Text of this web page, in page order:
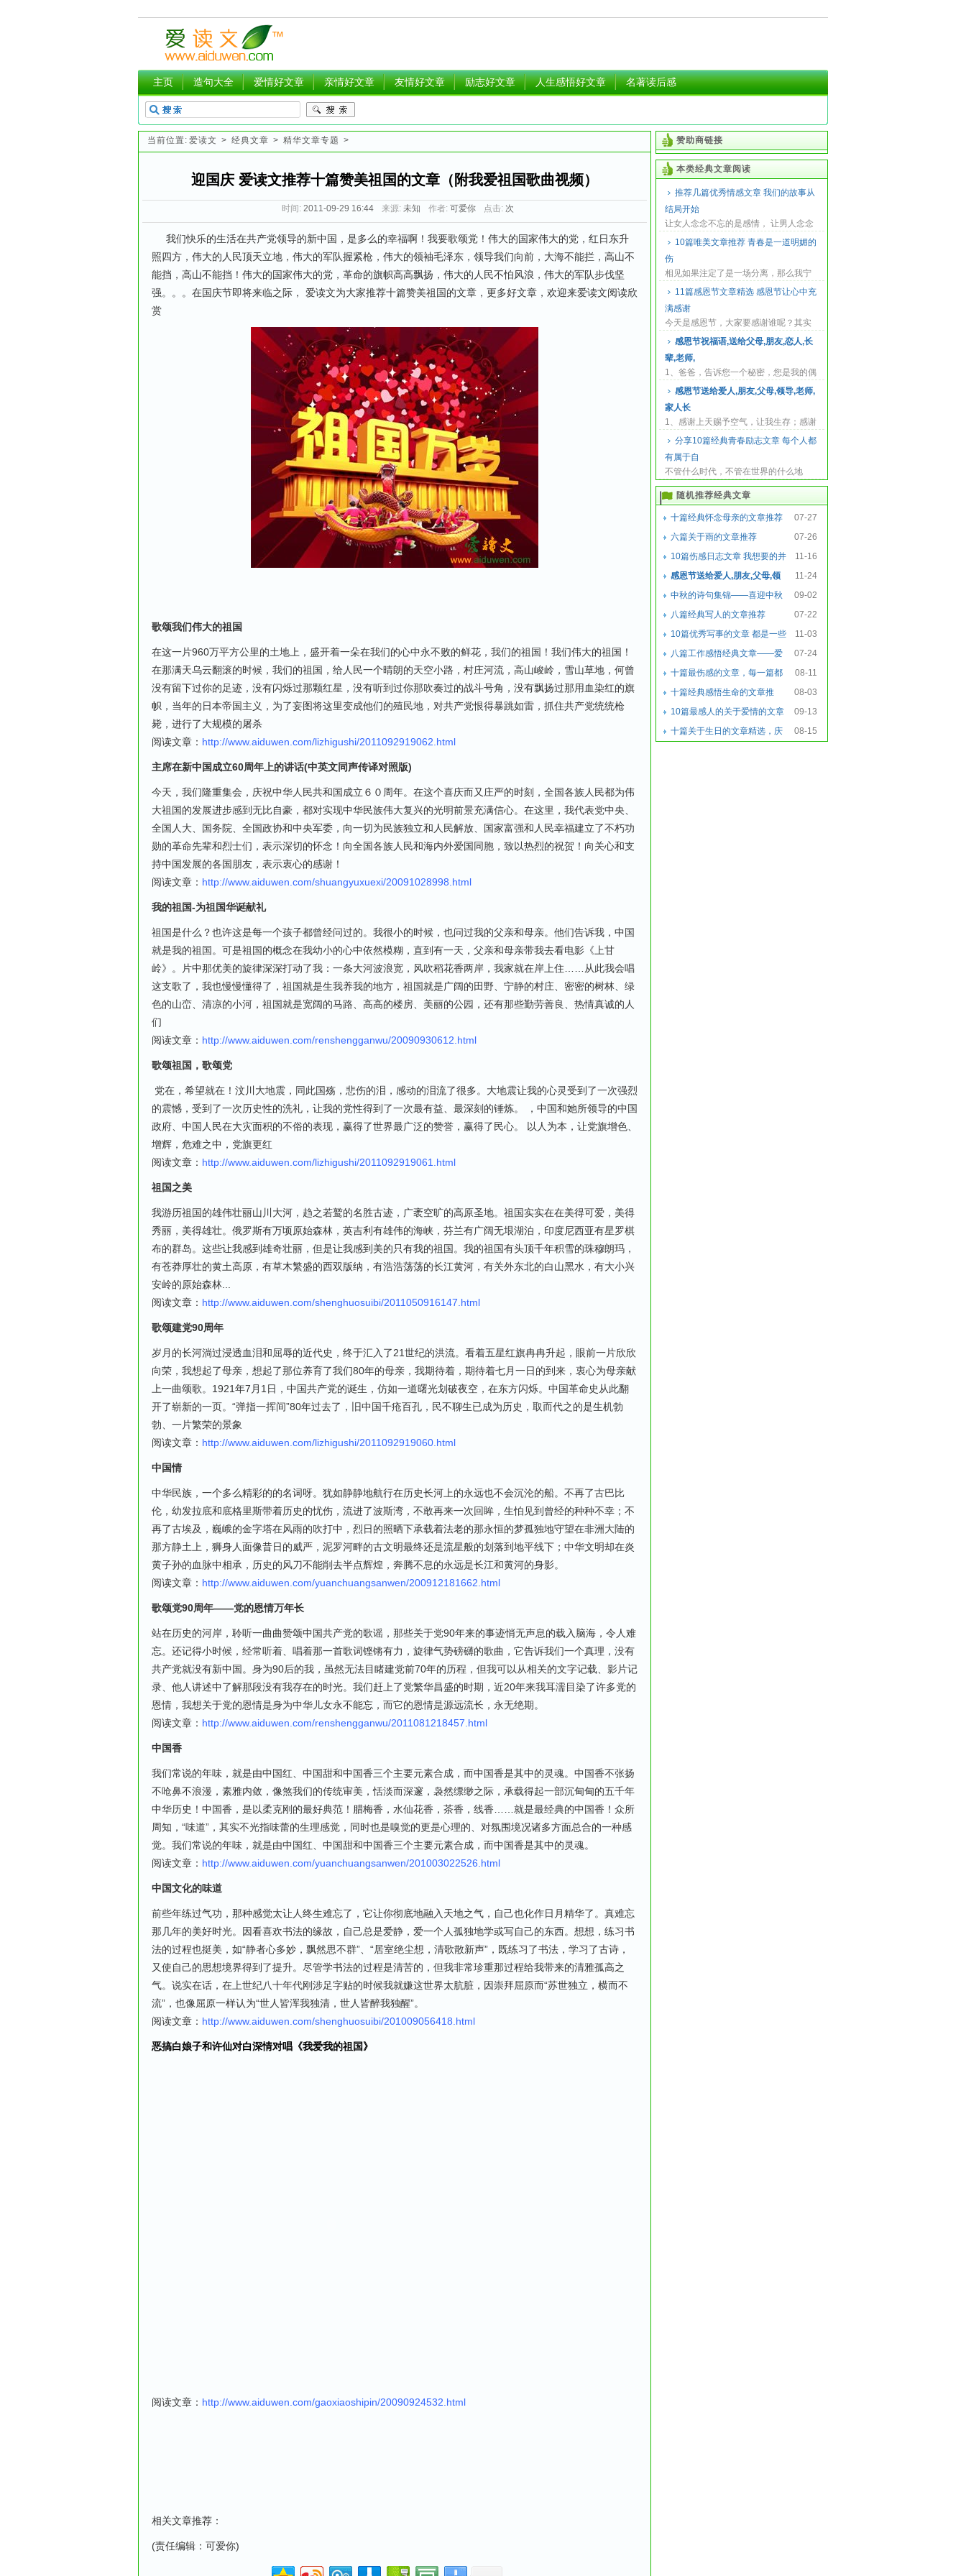
主页 造句大全 爱情好文章 亲情好文章 友情好文章 励志好文章 人生感悟好文章 名著读后感
当前位置: 爱读文 > 经典文章 > 精华文章专题 >
迎国庆 爱读文推荐十篇赞美祖国的文章（附我爱祖国歌曲视频）
时间: 2011-09-29 16:44 来源: 未知 作者: 可爱你 点击: 次
我们快乐的生活在共产党领导的新中国，是多么的幸福啊！我要歌颂党！伟大的国家伟大的党，红日东升
照四方，伟大的人民顶天立地，伟大的军队握紧枪，伟大的领袖毛泽东，领导我们向前，大海不能拦，高山不
能挡，高山不能挡！伟大的国家伟大的党，革命的旗帜高高飘扬，伟大的人民不怕风浪，伟大的军队步伐坚
强。。。在国庆节即将来临之际， 爱读文为大家推荐十篇赞美祖国的文章，更多好文章 ，欢迎来爱读文阅读欣
赏
歌颂我们伟大的祖国
在这一片960万平方公里的土地上，盛开着一朵在我们的心中永不败的鲜花，我们的祖国！我们伟大的祖国！
在那满天乌云翻滚的时候，我们的祖国，给人民一个晴朗的天空小路，村庄河流，高山峻岭，雪山草地，何曾
没有留下过你的足迹，没有闪烁过那颗红星，没有听到过你那吹奏过的战斗号角，没有飘扬过那用血染红的旗
帜，当年的日本帝国主义，为了妄图将这里变成他们的殖民地，对共产党恨得暴跳如雷，抓住共产党统统枪
毙，进行了大规模的屠杀
阅读文章： http://www.aiduwen.com/lizhigushi/2011092919062.html
主席在新中国成立60周年上的讲话(中英文同声传译对照版)
今天，我们隆重集会，庆祝中华人民共和国成立６０周年。在这个喜庆而又庄严的时刻，全国各族人民都为伟
大祖国的发展进步感到无比自豪，都对实现中华民族伟大复兴的光明前景充满信心。在这里，我代表党中央、
全国人大、国务院、全国政协和中央军委，向一切为民族独立和人民解放、国家富强和人民幸福建立了不朽功
勋的革命先辈和烈士们，表示深切的怀念！向全国各族人民和海内外爱国同胞，致以热烈的祝贺！向关心和支
持中国发展的各国朋友，表示衷心的感谢！
阅读文章： http://www.aiduwen.com/shuangyuxuexi/20091028998.html
我的祖国-为祖国华诞献礼
祖国是什么？也许这是每一个孩子都曾经问过的。我很小的时候，也问过我的父亲和母亲。他们告诉我，中国
就是我的祖国。可是祖国的概念在我幼小的心中依然模糊，直到有一天，父亲和母亲带我去看电影《上甘
岭》。片中那优美的旋律深深打动了我：一条大河波浪宽，风吹稻花香两岸，我家就在岸上住……从此我会唱
这支歌了，我也慢慢懂得了，祖国就是生我养我的地方，祖国就是广阔的田野、宁静的村庄、密密的树林、绿
色的山峦、清凉的小河，祖国就是宽阔的马路、高高的楼房、美丽的公园，还有那些勤劳善良、热情真诚的人
们
阅读文章： http://www.aiduwen.com/renshengganwu/20090930612.html
歌颂祖国，歌颂党
党在，希望就在！汶川大地震，同此国殇，悲伤的泪，感动的泪流了很多。大地震让我的心灵受到了一次强烈
的震憾，受到了一次历史性的洗礼，让我的党性得到了一次最有益、最深刻的锤炼。 ，中国和她所领导的中国
政府、中国人民在大灾面积的不俗的表现，赢得了世界最广泛的赞誉，赢得了民心。 以人为本，让党旗增色、
增辉，危难之中，党旗更红
阅读文章： http://www.aiduwen.com/lizhigushi/2011092919061.html
祖国之美
我游历祖国的雄伟壮丽山川大河，趋之若鹫的名胜古迹，广袤空旷的高原圣地。祖国实实在在美得可爱，美得
秀丽，美得雄壮。俄罗斯有万顷原始森林，英吉利有雄伟的海峡，芬兰有广阔无垠湖泊，印度尼西亚有星罗棋
布的群岛。这些让我感到雄奇壮丽，但是让我感到美的只有我的祖国。我的祖国有头顶千年积雪的珠穆朗玛，
有苍莽厚壮的黄土高原，有草木繁盛的西双版纳，有浩浩荡荡的长江黄河，有关外东北的白山黑水，有大小兴
安岭的原始森林...
阅读文章： http://www.aiduwen.com/shenghuosuibi/2011050916147.html
歌颂建党90周年
岁月的长河淌过浸透血泪和屈辱的近代史，终于汇入了21世纪的洪流。看着五星红旗冉冉升起，眼前一片欣欣
向荣，我想起了母亲，想起了那位养育了我们80年的母亲，我期待着，期待着七月一日的到来，衷心为母亲献
上一曲颂歌。1921年7月1日，中国共产党的诞生，仿如一道曙光划破夜空，在东方闪烁。中国革命史从此翻
开了崭新的一页。“弹指一挥间”80年过去了，旧中国千疮百孔，民不聊生已成为历史，取而代之的是生机勃
勃、一片繁荣的景象
阅读文章： http://www.aiduwen.com/lizhigushi/2011092919060.html
中国情
中华民族，一个多么精彩的的名词呀。犹如静静地航行在历史长河上的永远也不会沉沦的船。不再了古巴比
伦，幼发拉底和底格里斯带着历史的忧伤，流进了波斯湾，不敢再来一次回眸，生怕见到曾经的种种不幸；不
再了古埃及，巍峨的金字塔在风雨的吹打中，烈日的照晒下承载着法老的那永恒的梦孤独地守望在非洲大陆的
那方静土上，狮身人面像昔日的威严，泥罗河畔的古文明最终还是流星般的划落到地平线下；中华文明却在炎
黄子孙的血脉中相承，历史的风刀不能削去半点辉煌，奔腾不息的永远是长江和黄河的身影。
阅读文章： http://www.aiduwen.com/yuanchuangsanwen/200912181662.html
歌颂党90周年——党的恩情万年长
站在历史的河岸，聆听一曲曲赞颂中国共产党的歌谣，那些关于党90年来的事迹悄无声息的载入脑海，令人难
忘。还记得小时候，经常听着、唱着那一首歌词铿锵有力，旋律气势磅礴的歌曲，它告诉我们一个真理，没有
共产党就没有新中国。身为90后的我，虽然无法目睹建党前70年的历程，但我可以从相关的文字记载、影片记
录、他人讲述中了解那段没有我存在的时光。我们赶上了党繁华昌盛的时期，近20年来我耳濡目染了许多党的
恩情，我想关于党的恩情是身为中华儿女永不能忘，而它的恩情是源远流长，永无绝期。
阅读文章： http://www.aiduwen.com/renshengganwu/2011081218457.html
中国香
我们常说的年味，就是由中国红、中国甜和中国香三个主要元素合成，而中国香是其中的灵魂。中国香不张扬
不呛鼻不浪漫，素雅内敛，像煞我们的传统审美，恬淡而深邃，袅然缥缈之际，承载得起一部沉甸甸的五千年
中华历史！中国香，是以柔克刚的最好典范！腊梅香，水仙花香，茶香，线香……就是最经典的中国香！众所
周知，“味道”，其实不光指味蕾的生理感觉，同时也是嗅觉的更是心理的、对氛围境况诸多方面总合的一种感
觉。我们常说的年味，就是由中国红、中国甜和中国香三个主要元素合成，而中国香是其中的灵魂。
阅读文章： http://www.aiduwen.com/yuanchuangsanwen/201003022526.html
中国文化的味道
前些年练过气功，那种感觉太让人终生难忘了，它让你彻底地融入天地之气，自己也化作日月精华了。真难忘
那几年的美好时光。因看喜欢书法的缘故，自己总是爱静，爱一个人孤独地学或写自己的东西。想想，练习书
法的过程也挺美，如“静者心多妙，飘然思不群”、“居室绝尘想，清歌散新声”，既练习了书法，学习了古诗，
又使自己的思想境界得到了提升。尽管学书法的过程是清苦的，但我非常珍重那过程给我带来的清雅孤高之
气。说实在话，在上世纪八十年代刚涉足字贴的时候我就嫌这世界太肮脏，因崇拜屈原而“苏世独立，横而不
流”，也像屈原一样认为“世人皆浑我独清，世人皆醉我独醒”。
阅读文章： http://www.aiduwen.com/shenghuosuibi/201009056418.html
恶搞白娘子和许仙对白深情对唱《我爱我的祖国》
阅读文章： http://www.aiduwen.com/gaoxiaoshipin/20090924532.html
相关文章推荐：
(责任编辑：可爱你)
赞助商链接
本类经典文章阅读
推荐几篇优秀情感文章 我们的故事从
结局开始
让女人念念不忘的是感情， 让男人念念
不忘的是感觉 。 感情随着时间沉淀， 感
觉随着时...
10篇唯美文章推荐 青春是一道明媚的
伤
相见如果注定了是一场分离，那么我宁
愿不见，那么就抱着一丝幻想一直等
你，直到天荒地...
11篇感恩节文章精选 感恩节让心中充
满感谢
今天是感恩节，大家要感谢谁呢？其实
真正要感谢的人实在太多了，勤苦养育
我们的父母，...
感恩节祝福语,送给父母,朋友,恋人,长
辈,老师,
1、爸爸，告诉您一个秘密，您是我的偶
像，我打心眼里祟拜您！感谢您！ 2、老
爸您辛苦...
感恩节送给爱人,朋友,父母,领导,老师,
家人长
1、感谢上天赐予空气，让我生存；感谢
上天给予食物，让我健康；最重要的是
感谢上天把...
分享10篇经典青春励志文章 每个人都
有属于自
不管什么时代，不管在世界的什么地
方，社会的先驱总是青年，尤其是学
生，或者是年龄与...
随机推荐经典文章
07-27
十篇经典怀念母亲的文章推荐
07-26
六篇关于雨的文章推荐
11-16
10篇伤感日志文章 我想要的并
不多...
11-24
感恩节送给爱人,朋友,父母,领
导,老师,家人长
09-02
中秋的诗句集锦——喜迎中秋
庆团圆，欢乐笑语
07-22
八篇经典写人的文章推荐
11-03
10篇优秀写事的文章 都是一些
真实发生在我们
07-24
八篇工作感悟经典文章——爱
读文推荐
08-11
十篇最伤感的文章，每一篇都
震慑你得心灵
08-03
十篇经典感悟生命的文章推
荐，看过你会放下很
09-13
10篇最感人的关于爱情的文章
我愿意 用自己
08-15
十篇关于生日的文章精选，庆